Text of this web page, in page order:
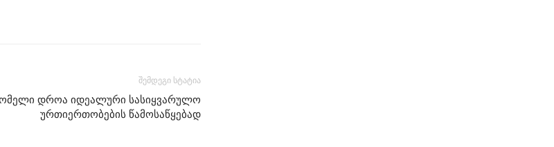
შემდეგი სტატია
დროა იდეალური სასიყვარულო
ურთიერთობების წამოსაწყებად